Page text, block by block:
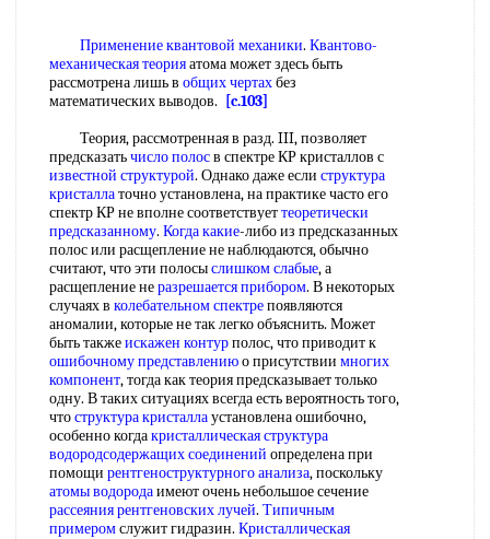
Применение квантовой механики. Квантово-
механическая теорияатома может здесь быть
рассмотрена лишь в общих чертахбез
математических выводов.
[c.103]
Теория, рассмотренная в разд. III, позволяет
предсказатьчисло полосв спектре КР кристаллов с
известной структурой. Однако даже если структура
кристаллаточно установлена, на практике часто его
спектр КР не вполне соответствуеттеоретически
предсказанному. Когда какие-либо из предсказанных
полос или расщепление не наблюдаются, обычно
считают, что эти полосыслишком слабые, а
расщепление неразрешается прибором. В некоторых
случаях в колебательном спектрепоявляются
аномалии, которые не так легко объяснить. Может
быть такжеискажен контурполос, что приводит к
ошибочному представлениюо присутствии многих
компонент, тогда как теория предсказывает только
одну. В таких ситуациях всегда есть вероятность того,
чтоструктура кристаллаустановлена ошибочно,
особенно когдакристаллическая структура
водородсодержащих соединений определена при
помощи рентгеноструктурного анализа, поскольку
атомы водородаимеют очень небольшое сечение
рассеяния рентгеновских лучей. Типичным
примеромслужит гидразин. Кристаллическая